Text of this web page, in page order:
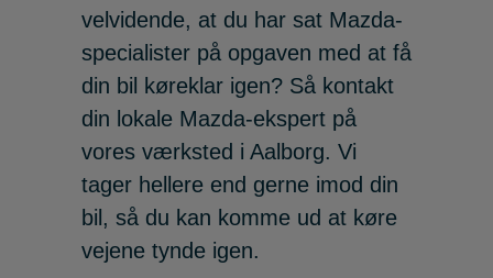
velvidende, at du har sat Mazda-
specialister på opgaven med at få
din bil køreklar igen? Så kontakt
din lokale Mazda-ekspert på
vores værksted i Aalborg. Vi
tager hellere end gerne imod din
bil, så du kan komme ud at køre
vejene tynde igen.